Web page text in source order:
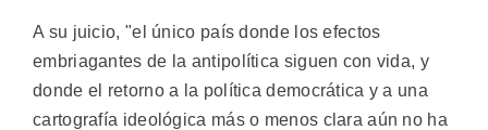
A su juicio, "el único país donde los efectos
embriagantes de la antipolítica siguen con vida, y
donde el retorno a la política democrática y a una
cartografía ideológica más o menos clara aún no ha